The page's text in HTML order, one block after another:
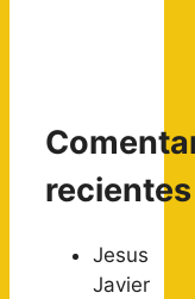
recientes
Jesus
Javier